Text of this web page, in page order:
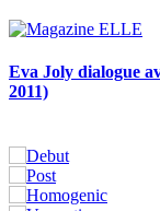
Eva Joly dialogue
2011)